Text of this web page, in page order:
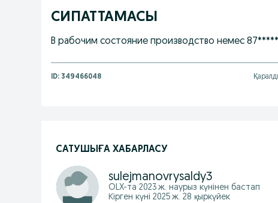
СИПАТТАМАСЫ
В рабочим состояние производство немес
ID: 349466048
САТУШЫҒА ХАБАРЛАСУ
sulejmanovrysaldy3
OLX-та 2023 ж. наурыз күнінен бастап
Кірген күні 2025 ж. 28 қыркүйек